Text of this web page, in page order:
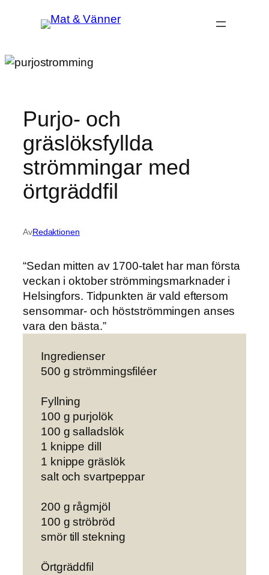
Purjo- och
gräslöksfyllda
strömmingar med
örtgräddfil
AvRedaktionen
“Sedan mitten av 1700-talet har man första
veckan i oktober strömmingsmarknader i
Helsingfors. Tidpunkten är vald eftersom
sensommar- och höstströmmingen anses
vara den bästa.”
Ingredienser
500 g strömmingsfiléer
Fyllning
100 g purjolök
100 g salladslök
1 knippe dill
1 knippe gräslök
salt och svartpeppar
200 g rågmjöl
100 g ströbröd
smör till stekning
Örtgräddfil